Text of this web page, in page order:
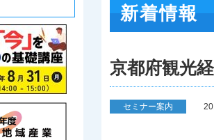
新着情報
京都府観光
セミナー案内